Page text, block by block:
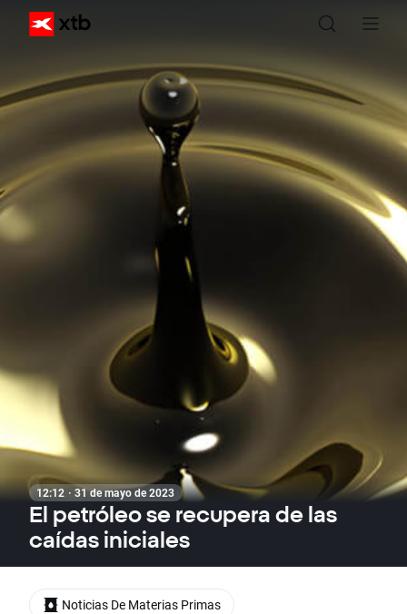
12:12 · 31 de mayo de 2023
El petróleo se recupera de las
caídas iniciales
Noticias De Materias Primas